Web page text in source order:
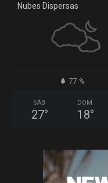
Nubes Dispersas
77 %
SÁB
27°
DOM
18°